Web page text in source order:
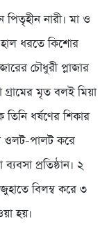
নারী। মা ও
ধরতে কিশোর
চৌধুরী প্লাজার
মৃত বলই মিয়া
ধর্ষণের শিকার
ওলট-পালট করে
প্রতিষ্ঠান। ২
বিলম্ব করে ৩
হয়।